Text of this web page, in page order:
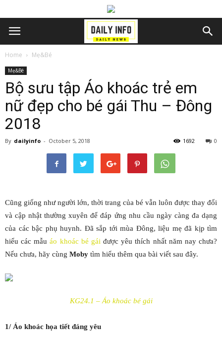
Home Mẹ&Bé
Mẹ&Bé
Bộ sưu tập Áo khoác trẻ em
nữ đẹp cho bé gái Thu – Đông
2018
By dailyinfo - October 5, 2018 0
1692
Cũng giống như người lớn, thời trang của bé vẫn luôn được thay đổi
và cập nhật thường xuyên để đáp ứng nhu cầu ngày càng đa dạng
của các bậc phụ huynh. Đã sắp tới mùa Đông, liệu mẹ đã kịp tìm
hiểu các mẫuáo khoác bé gái được yêu thích nhất năm nay chưa?
Nếu chưa, hãy cùng Moby tìm hiểu thêm qua bài viết sau đây.
KG24.1 – Áo khoác bé gái
1/ Áo khoác họa tiết đáng yêu